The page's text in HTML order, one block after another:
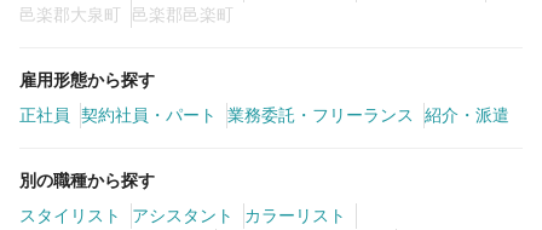
詳細条件
邑楽郡大泉町
邑楽郡邑楽町
雇用形態から探す
正社員
契約社員・パート 業務委託・フリーランス 紹介・派遣
別の職種から探す
スタイリスト
アシスタント
カラーリスト